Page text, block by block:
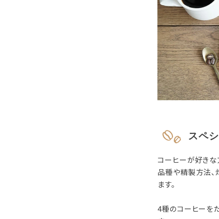
スペ
コーヒーが好きな
品種や精製方法
ます。
4種のコーヒーを